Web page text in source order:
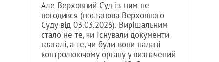
Але Верховний Суд із цим не
погодився (постанова Верховного
Суду від 03.03.2026). Вирішальним
стало не те, чи існували документи
взагалі, а те, чи були вони надані
контролюючому органу у визначений